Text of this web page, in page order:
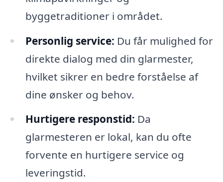
byggetraditioner i området.
Personlig service: Du får mulighed for
direkte dialog med din glarmester,
hvilket sikrer en bedre forståelse af
dine ønsker og behov.
Hurtigere responstid: Da
glarmesteren er lokal, kan du ofte
forvente en hurtigere service og
leveringstid.